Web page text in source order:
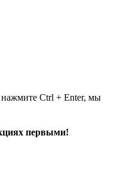
Ctrl + Enter, мы
первыми!